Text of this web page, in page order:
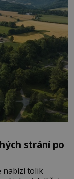
strání po
nabízí tolik